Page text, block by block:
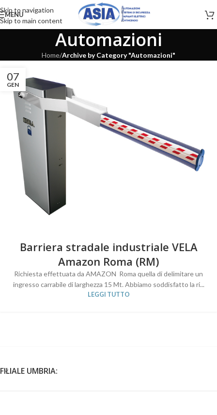
Skip to navigation
Skip to main content
MENU
Automazioni
Home/Archive by Category "Automazioni"
07
GEN
Barriera stradale industriale VELA
Amazon Roma (RM)
Richiesta effettuata da AMAZON Roma quella di delimitare un
ingresso carrabile di larghezza 15 Mt. Abbiamo soddisfatto la ri...
LEGGI TUTTO
FILIALE UMBRIA: